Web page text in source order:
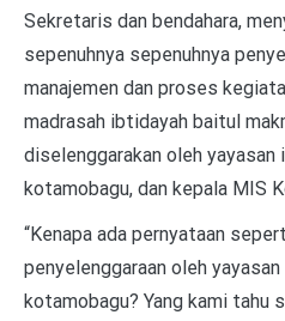
Sekretaris dan bendahara,
sepenuhnya sepenuhnya
manajemen dan proses
madrasah ibtidayah baitul
diselenggarakan oleh yayasan
kotamobagu, dan kepala MIS
“Kenapa ada pernyataan
penyelenggaraan oleh
kotamobagu? Yang kami tahu